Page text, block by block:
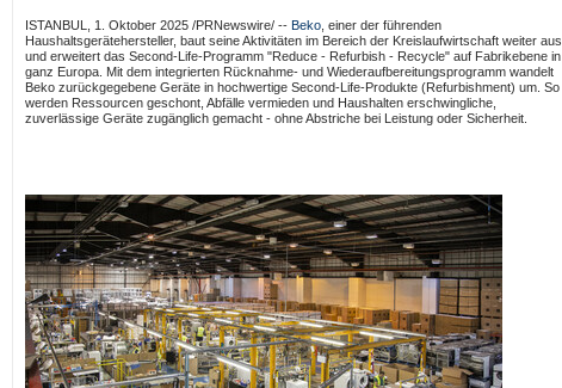
ISTANBUL 1. Oktober 2025 /PRNewswire/ -- Beko , einer der führenden
Haushaltsgerätehersteller, baut seine Aktivitäten im Bereich der Kreislaufwirtschaft weiter aus
und erweitert das Second-Life-Programm "Reduce - Refurbish - Recycle" auf Fabrikebene in
ganz Europa. Mit dem integrierten Rücknahme- und Wiederaufbereitungsprogramm wandelt
Beko zurückgegebene Geräte in hochwertige Second-Life-Produkte (Refurbishment) um. So
werden Ressourcen geschont, Abfälle vermieden und Haushalten erschwingliche,
zuverlässige Geräte zugänglich gemacht - ohne Abstriche bei Leistung oder Sicherheit.